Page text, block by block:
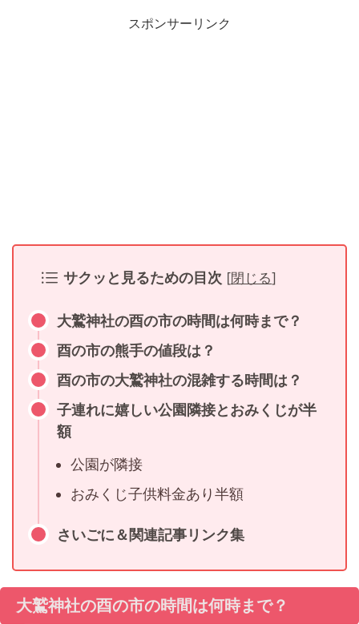
スポンサーリンク
サクッと見るための目次 [閉じる]
大鷲神社の酉の市の時間は何時まで？
酉の市の熊手の値段は？
酉の市の大鷲神社の混雑する時間は？
子連れに嬉しい公園隣接とおみくじが半
額
公園が隣接
おみくじ子供料金あり半額
さいごに＆関連記事リンク集
大鷲神社の酉の市の時間は何時まで？